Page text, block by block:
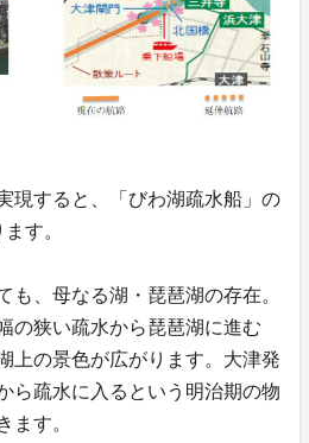
現すると、「びわ湖疏水船」の
す。
、母なる湖・琵琶湖の存在。
の狭い疏水から琵琶湖に進む
上の景色が広がります。大津発
ら疏水に入るという明治期の物
ます。